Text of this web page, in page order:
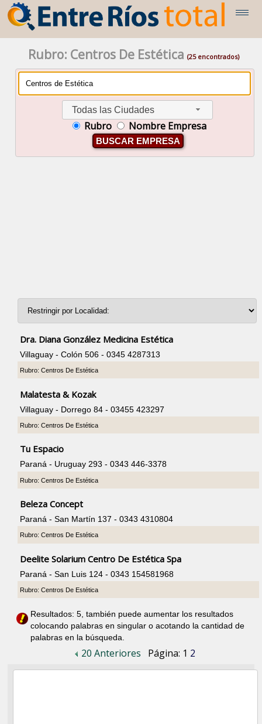
Rubro: Centros De Estética (25 encontrados)
Todas las Ciudades
Rubro Nombre Empresa
BUSCAR EMPRESA
Dra. Diana González Medicina Estética
Villaguay - Colón 506 - 0345 4287313
Rubro: Centros De Estética
Malatesta & Kozak
Villaguay - Dorrego 84 - 03455 423297
Rubro: Centros De Estética
Tu Espacio
Paraná - Uruguay 293 - 0343 446-3378
Rubro: Centros De Estética
Beleza Concept
Paraná - San Martín 137 - 0343 4310804
Rubro: Centros De Estética
Deelite Solarium Centro De Estética Spa
Paraná - San Luis 124 - 0343 154581968
Rubro: Centros De Estética
Resultados: 5, también puede aumentar los resultados
colocando palabras en singular o acotando la cantidad de
palabras en la búsqueda.
20 Anteriores Página: 1 2